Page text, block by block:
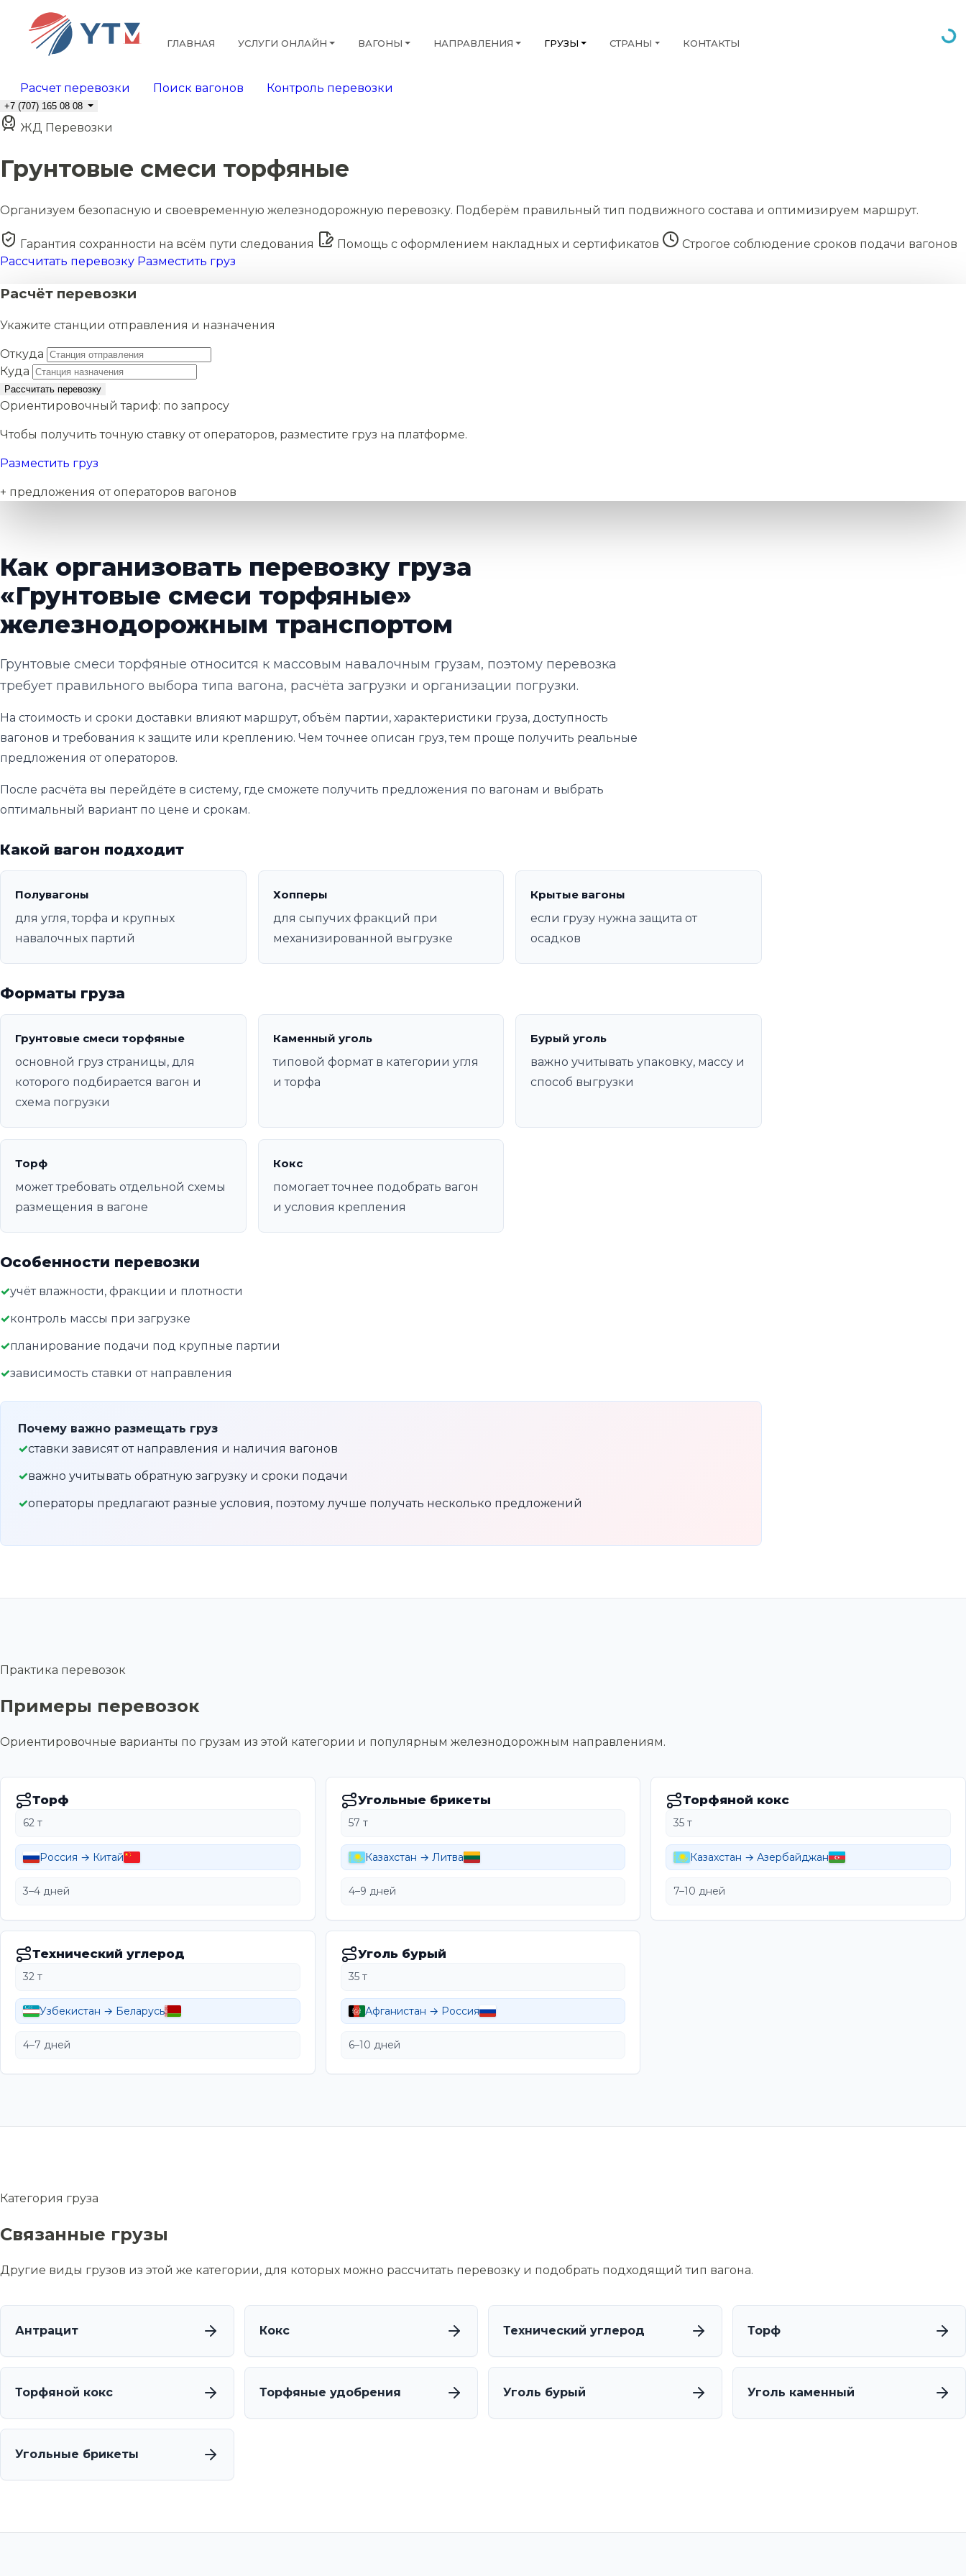
ГЛАВНАЯ УСЛУГИ ОНЛАЙН ВАГОНЫ НАПРАВЛЕНИЯ ГРУЗЫ СТРАНЫ КОНТАКТЫ
Расчет перевозки Поиск вагонов Контроль перевозки
+7 (707) 165 08 08
ЖД Перевозки
Грунтовые смеси торфяные
Организуем безопасную и своевременную железнодорожную перевозку. Подберём правильный тип подвижного состава и оптимизируем маршрут.
Гарантия сохранности на всём пути следования Помощь с оформлением накладных и сертификатов
Строгое соблюдение сроков подачи вагонов
Рассчитать перевозку Разместить груз
Расчёт перевозки
Укажите станции отправления и назначения
Откуда
Куда
Рассчитать перевозку
Ориентировочный тариф: по запросу
Чтобы получить точную ставку от операторов, разместите груз на платформе.
Разместить груз
+ предложения от операторов вагонов
Как организовать перевозку груза
«Грунтовые смеси торфяные»
железнодорожным транспортом
Грунтовые смеси торфяные относится к массовым навалочным грузам, поэтому перевозка
требует правильного выбора типа вагона, расчёта загрузки и организации погрузки.
На стоимость и сроки доставки влияют маршрут, объём партии, характеристики груза, доступность
вагонов и требования к защите или креплению. Чем точнее описан груз, тем проще получить реальные
предложения от операторов.
После расчёта вы перейдёте в систему, где сможете получить предложения по вагонам и выбрать
оптимальный вариант по цене и срокам.
Какой вагон подходит
Полувагоны
для угля, торфа и крупных
навалочных партий
Хопперы
для сыпучих фракций при
механизированной выгрузке
Крытые вагоны
если грузу нужна защита от
осадков
Форматы груза
Грунтовые смеси торфяные
основной груз страницы, для
которого подбирается вагон и
схема погрузки
Каменный уголь
типовой формат в категории угля
и торфа
Бурый уголь
важно учитывать упаковку, массу и
способ выгрузки
Торф
может требовать отдельной схемы
размещения в вагоне
Кокс
помогает точнее подобрать вагон
и условия крепления
Особенности перевозки
учёт влажности, фракции и плотности
контроль массы при загрузке
планирование подачи под крупные партии
зависимость ставки от направления
Почему важно размещать груз
ставки зависят от направления и наличия вагонов
важно учитывать обратную загрузку и сроки подачи
операторы предлагают разные условия, поэтому лучше получать несколько предложений
Практика перевозок
Примеры перевозок
Ориентировочные варианты по грузам из этой категории и популярным железнодорожным направлениям.
Торф
62 т
Россия → Китай
3–4 дней
Угольные брикеты
57 т
Казахстан → Литва
4–9 дней
Торфяной кокс
35 т
Казахстан → Азербайджан
7–10 дней
Технический углерод
32 т
Узбекистан → Беларусь
4–7 дней
Уголь бурый
35 т
Афганистан → Россия
6–10 дней
Категория груза
Связанные грузы
Другие виды грузов из этой же категории, для которых можно рассчитать перевозку и подобрать подходящий тип вагона.
Антрацит Кокс Технический углерод Торф
Торфяной кокс Торфяные удобрения Уголь бурый Уголь каменный
Угольные брикеты